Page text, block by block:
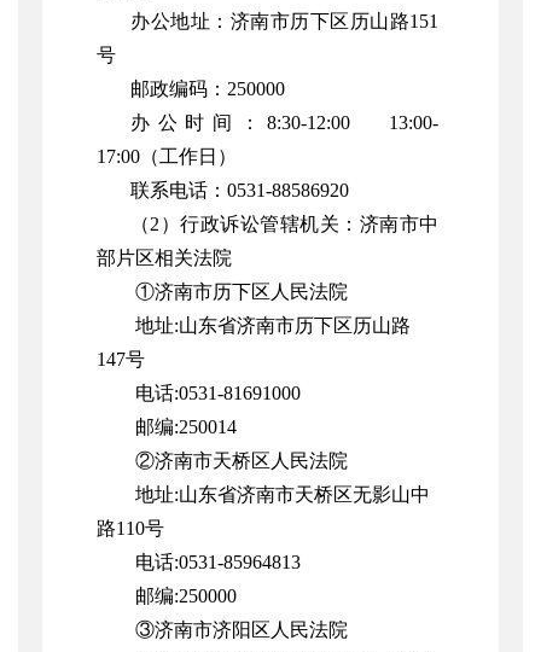
办公地址：济南市历下区历山路151
号
邮政编码：250000
办公时间：8:30-12:00 13:00-
17:00（工作日）
联系电话：0531-88586920
（2）行政诉讼管辖机关： 济南市中
部片区相关法院
①济南市历下区人民法院
地址:山东省济南市历下区历山路
147号
电话:0531-81691000
邮编:250014
②济南市天桥区人民法院
地址:山东省济南市天桥区无影山中
路110号
电话:0531-85964813
邮编:250000
③济南市济阳区人民法院